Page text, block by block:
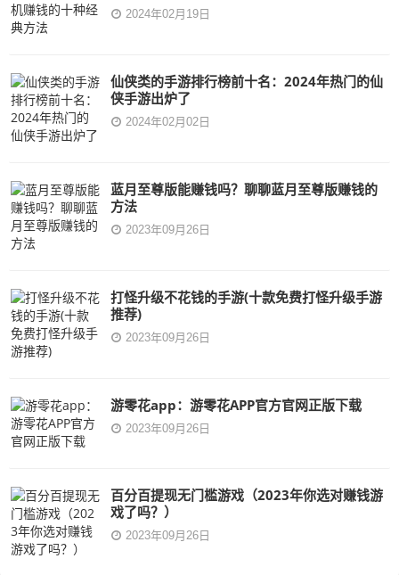
2024年02月19日
仙侠类的手游排行榜前十名：2024年热门的仙
侠手游出炉了
2024年02月02日
蓝月至尊版能赚钱吗？聊聊蓝月至尊版赚钱的
方法
2023年09月26日
打怪升级不花钱的手游(十款免费打怪升级手游
推荐)
2023年09月26日
游零花app：游零花APP官方官网正版下载
2023年09月26日
百分百提现无门槛游戏（2023年你选对赚钱游
戏了吗？）
2023年09月26日